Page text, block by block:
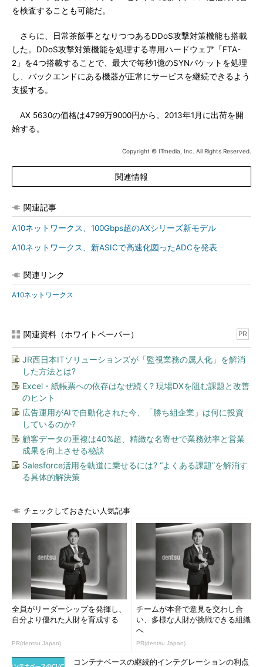
を検査することも可能だ。
さらに、日常茶飯事となりつつあるDDoS攻撃対策機能も搭載
した。DDoS攻撃対策機能を処理する専用ハードウェア「FTA-
2」を4つ搭載することで、最大で毎秒1億のSYNパケットを処理
し、バックエンドにある機器が正常にサービスを継続できるよう
支援する。
AX 5630の価格は4799万9000円から。2013年1月に出荷を開
始する。
Copyright © ITmedia, Inc. All Rights Reserved.
関連情報
関連記事
A10ネットワークス、100Gbps超のAXシリーズ新モデル
A10ネットワークス、新ASICで高速化図ったADCを発表
関連リンク
A10ネットワークス
関連資料（ホワイトペーパー） PR
JR西日本ITソリューションズが「監視業務の属人化」を解消
した方法とは?
Excel・紙帳票への依存はなぜ続く? 現場DXを阻む課題と改善
のヒント
広告運用がAIで自動化された今、「勝ち組企業」は何に投資
しているのか?
顧客データの重複は40%超、精緻な名寄せで業務効率と営業
成果を向上させる秘訣
Salesforce活用を軌道に乗せるには? “よくある課題”を解消す
る具体的解決策
チェックしておきたい人気記事
全員がリーダーシップを発揮し、
自分より優れた人財を育成する
PR(dentsu Japan)
チームが本音で意見を交わし合
い、多様な人財が挑戦できる組織
へ
PR(dentsu Japan)
コンテナベースの継続的インテグレーションの利点